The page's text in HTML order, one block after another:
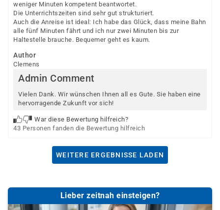
weniger Minuten kompetent beantwortet.
Die Unterrichtszeiten sind sehr gut strukturiert.
Auch die Anreise ist ideal: Ich habe das Glück, dass meine Bahn
alle fünf Minuten fährt und ich nur zwei Minuten bis zur
Haltestelle brauche. Bequemer geht es kaum.
Author
Clemens
Admin Comment
Vielen Dank. Wir wünschen Ihnen all es Gute. Sie haben eine
hervorragende Zukunft vor sich!
War diese Bewertung hilfreich?
43 Personen fanden die Bewertung hilfreich
WEITERE ERGEBNISSE LADEN
Lieber zeitnah einsteigen?